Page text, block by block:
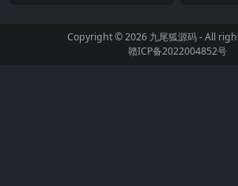
Copyright © 2026 九尾狐源码- All
赣ICP备2022004852号